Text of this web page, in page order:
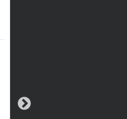
Все хорошо! Гитара